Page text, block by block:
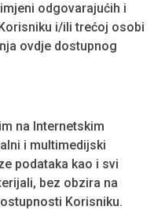
odgovarajućih i
i/ili trećoj osobi
ovdje dostupnog
na Internetskim
i multimedijski
podataka kao i svi
bez obzira na
Korisniku.